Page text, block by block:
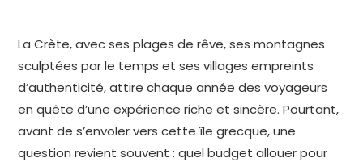
La Crète, avec ses plages de rêve, ses montagnes
sculptées par le temps et ses villages empreints
d’authenticité, attire chaque année des voyageurs
en quête d’une expérience riche et sincère. Pourtant,
avant de s’envoler vers cette île grecque, une
question revient souvent : quel budget allouer pour